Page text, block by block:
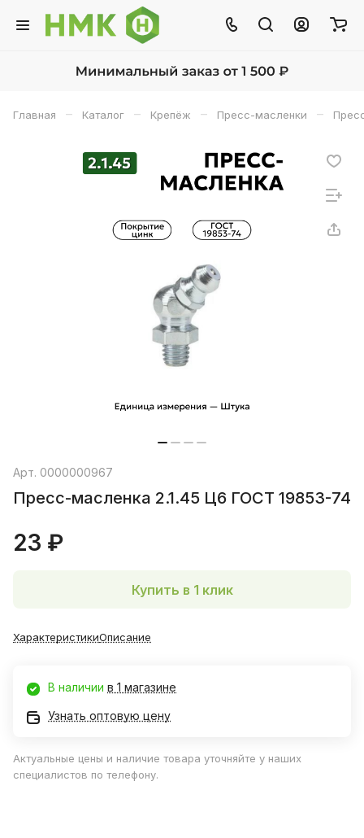
Главная – Каталог – Крепёж – Пресс-масленки –
Арт. 0000000967
Пресс-масленка 2.1.45 Ц6 ГОСТ 19853-74
23 ₽
Купить в 1 клик
ХарактеристикиОписание
В наличии в 1 магазине
Узнать оптовую цену
Актуальные цены и наличие товара уточняйте у наших
специалистов по телефону.